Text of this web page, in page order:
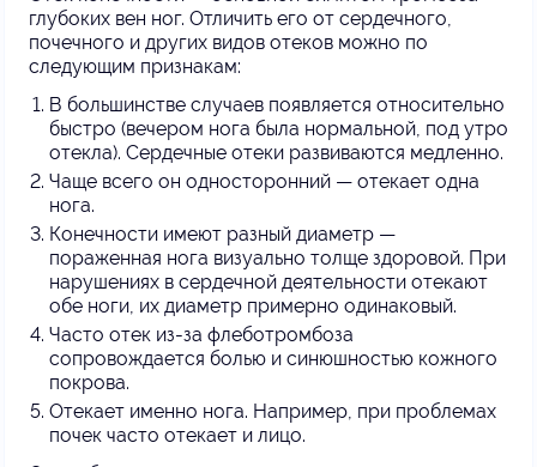
глубоких вен ног. Отличить его от сердечного,
почечного и других видов отеков можно по
следующим признакам:
В большинстве случаев появляется относительно
быстро (вечером нога была нормальной, под утро
отекла). Сердечные отеки развиваются медленно.
Чаще всего он односторонний — отекает одна
нога.
Конечности имеют разный диаметр —
пораженная нога визуально толще здоровой. При
нарушениях в сердечной деятельности отекают
обе ноги, их диаметр примерно одинаковый.
Часто отек из-за флеботромбоза
сопровождается болью и синюшностью кожного
покрова.
Отекает именно нога. Например, при проблемах
почек часто отекает и лицо.